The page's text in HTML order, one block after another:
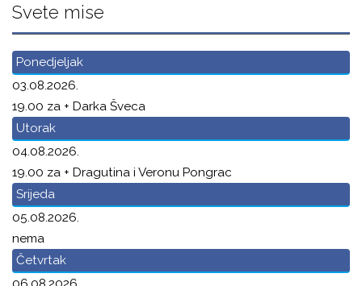
Svete mise
Ponedjeljak
03.08.2026.
19.00 za + Darka Šveca
Utorak
04.08.2026.
19.00 za + Dragutina i Veronu Pongrac
Srijeda
05.08.2026.
nema
Četvrtak